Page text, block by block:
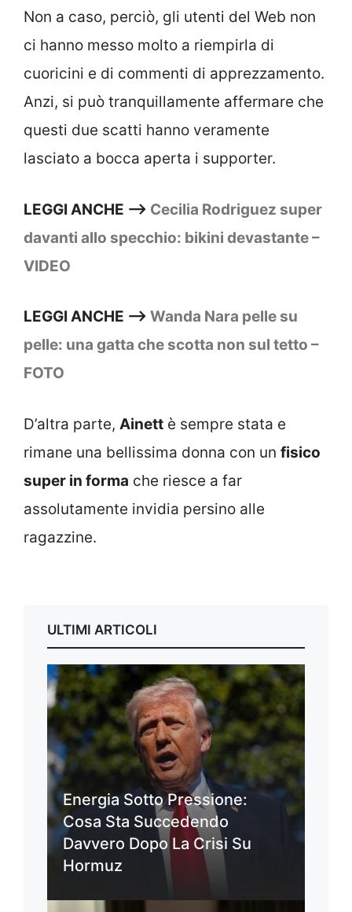
Non a caso, perciò, gli utenti del Web non
ci hanno messo molto a riempirla di
cuoricini e di commenti di apprezzamento.
Anzi, si può tranquillamente affermare che
questi due scatti hanno veramente
lasciato a bocca aperta i supporter.
LEGGI ANCHE –> Cecilia Rodriguez super
davanti allo specchio: bikini devastante –
VIDEO
LEGGI ANCHE –> Wanda Nara pelle su
pelle: una gatta che scotta non sul tetto –
FOTO
D’altra parte, Ainett è sempre stata e
rimane una bellissima donna con un fisico
super in forma che riesce a far
assolutamente invidia persino alle
ragazzine.
ULTIMI ARTICOLI
Energia Sotto Pressione:
Cosa Sta Succedendo
Davvero Dopo La Crisi Su
Hormuz